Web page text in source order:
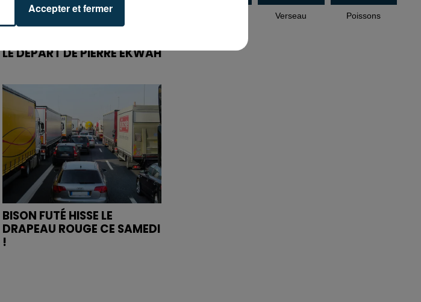
ASSE : UN COMMUNIQUÉ
LE DÉPART DE PIERRE EKWAH
BISON FUTÉ HISSE LE
DRAPEAU ROUGE CE SAMEDI
!
Verseau Poissons
Accepter et fermer